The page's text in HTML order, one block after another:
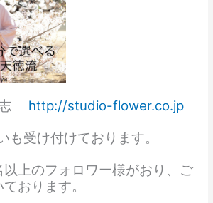
志 http://studio-flower.co.jp
も受け付けております。
上のフォロワー様がおり、ご
おります。